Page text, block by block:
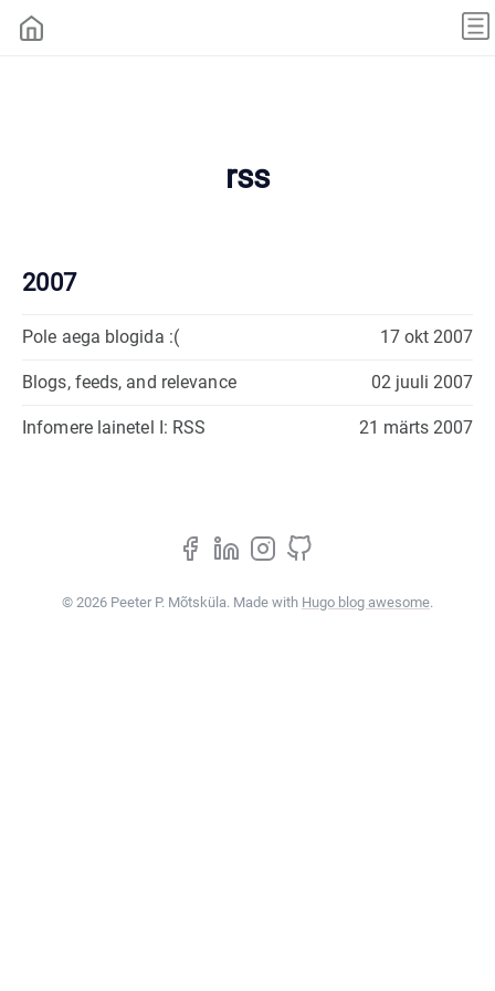
rss
2007
Pole aega blogida :( 17 okt 2007
Blogs, feeds, and relevance 02 juuli 2007
Infomere lainetel I: RSS 21 märts 2007
© 2026 Peeter P. Mõtsküla. Made with Hugo blog awesome.